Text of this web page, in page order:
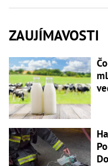
ZAUJÍMAVOSTI